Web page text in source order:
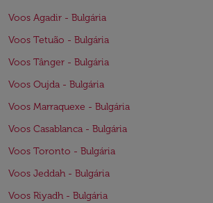
Voos Agadir - Bulgária
Voos Tetuão - Bulgária
Voos Tânger - Bulgária
Voos Oujda - Bulgária
Voos Marraquexe - Bulgária
Voos Casablanca - Bulgária
Voos Toronto - Bulgária
Voos Jeddah - Bulgária
Voos Riyadh - Bulgária